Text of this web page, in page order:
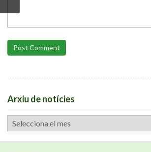
Post Comment
Arxiu de notícies
Arxiu
de
notícies